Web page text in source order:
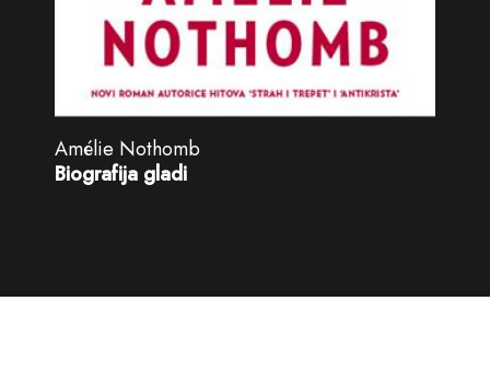
Amélie Nothomb
Biografija gladi